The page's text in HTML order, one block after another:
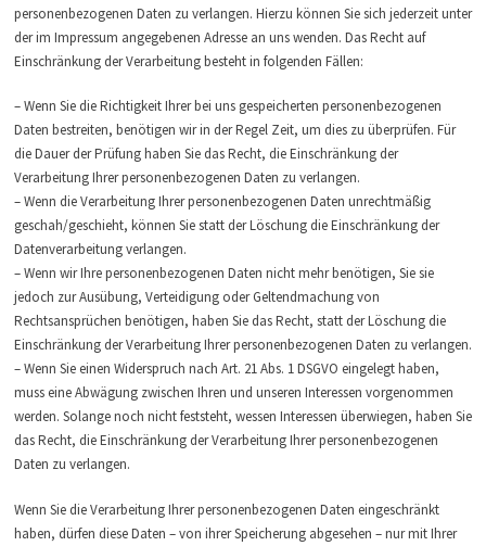
personenbezogenen Daten zu verlangen. Hierzu können Sie sich jederzeit unter
der im Impressum angegebenen Adresse an uns wenden. Das Recht auf
Einschränkung der Verarbeitung besteht in folgenden Fällen:
– Wenn Sie die Richtigkeit Ihrer bei uns gespeicherten personenbezogenen
Daten bestreiten, benötigen wir in der Regel Zeit, um dies zu überprüfen. Für
die Dauer der Prüfung haben Sie das Recht, die Einschränkung der
Verarbeitung Ihrer personenbezogenen Daten zu verlangen.
– Wenn die Verarbeitung Ihrer personenbezogenen Daten unrechtmäßig
geschah/geschieht, können Sie statt der Löschung die Einschränkung der
Datenverarbeitung verlangen.
– Wenn wir Ihre personenbezogenen Daten nicht mehr benötigen, Sie sie
jedoch zur Ausübung, Verteidigung oder Geltendmachung von
Rechtsansprüchen benötigen, haben Sie das Recht, statt der Löschung die
Einschränkung der Verarbeitung Ihrer personenbezogenen Daten zu verlangen.
– Wenn Sie einen Widerspruch nach Art. 21 Abs. 1 DSGVO eingelegt haben,
muss eine Abwägung zwischen Ihren und unseren Interessen vorgenommen
werden. Solange noch nicht feststeht, wessen Interessen überwiegen, haben Sie
das Recht, die Einschränkung der Verarbeitung Ihrer personenbezogenen
Daten zu verlangen.
Wenn Sie die Verarbeitung Ihrer personenbezogenen Daten eingeschränkt
haben, dürfen diese Daten – von ihrer Speicherung abgesehen – nur mit Ihrer